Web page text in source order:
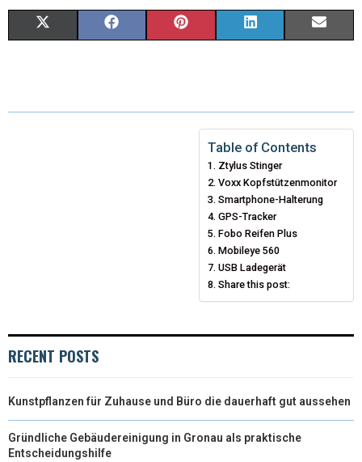
W E T K
E
D
I
N
I
Table of Contents
Ztylus Stinger
Voxx Kopfstützenmonitor
Smartphone-Halterung
GPS-Tracker
Fobo Reifen Plus
Mobileye 560
USB Ladegerät
Share this post:
RECENT POSTS
Kunstpflanzen für Zuhause und Büro die dauerhaft gut aussehen
Gründliche Gebäudereinigung in Gronau als praktische
Entscheidungshilfe